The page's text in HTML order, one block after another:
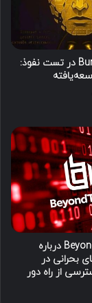
کاربرد Burp Suite در تست نفوذ:
هشدار BeyondTrust درباره
بحرانی در
از راه دور